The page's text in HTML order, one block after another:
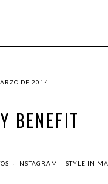
DE 2014
BENEFIT
· INSTAGRAM · STYLE IN